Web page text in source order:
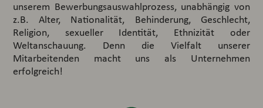
unserem Bewerbungsauswahlprozess, unabhängig von
z.B. Alter, Nationalität, Behinderung, Geschlecht,
Religion, sexueller Identität, Ethnizität oder
Weltanschauung. Denn die Vielfalt unserer
Mitarbeitenden macht uns als Unternehmen
erfolgreich!